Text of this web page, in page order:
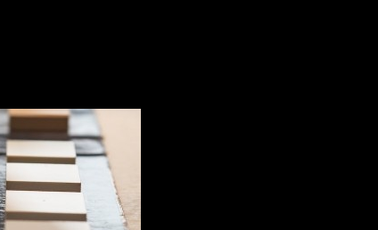
Placarea
Placarea peretilor in interior in Moldova
pentru a combina un aspect estetic
orice suprafață. Plăcile din piatra